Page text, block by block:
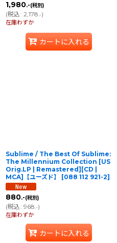
1,980.-(税別)
(税込: 2,178.-)
在庫わずか
カートに入れる
Sublime / The Best Of Sublime:
The Millennium Collection [US
Orig.LP | Remastered][CD |
MCA]【ユーズド】
[088 112 921-2]
880.-(税別)
(税込: 968.-)
在庫わずか
カートに入れる